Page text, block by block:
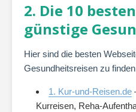
2. Die 10
günstige
Hier sind die besten
Gesundheitsreisen zu
1. Kur-und-Reisen.de
Kurreisen, Reha-